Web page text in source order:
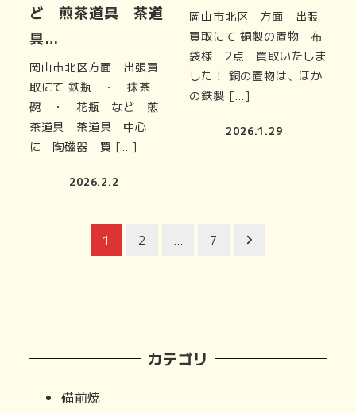
ど 煎茶道具 茶道
具…
岡山市北区方面 出張買
取にて 鉄瓶 ・ 抹茶
碗 ・ 花瓶 など 煎
茶道具 茶道具 中心
に 陶磁器 買 […]
2026.2.2
岡山市北区 方面 出張
買取にて 銅製の置物 布
袋様 2点 買取いたしま
した！ 銅の置物は、ほか
の鉄製 […]
2026.1.29
ジ
1 2 … 7
カテゴリ
備前焼